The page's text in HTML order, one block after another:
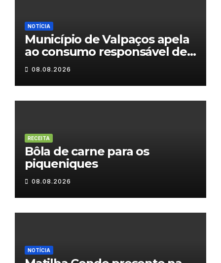
NOTÍCIA
Município de Valpaços apela
ao consumo responsável de
água
08.08.2026
RECEITA
Bôla de carne para os
piqueniques
08.08.2026
NOTÍCIA